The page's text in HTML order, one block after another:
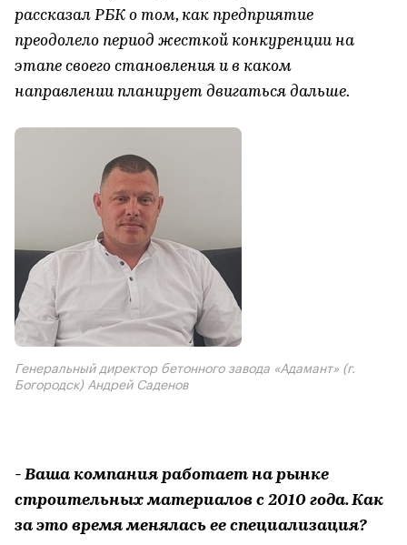
рассказал РБК о том, как предприятие
преодолело период жесткой конкуренции на
этапе своего становления и в каком
направлении планирует двигаться дальше.
Генеральный директор бетонного завода «Адамант» (г.
Богородск) Андрей Саденов
- Ваша компания работает на рынке
строительных материалов с 2010 года. Как
за это время менялась ее специализация?